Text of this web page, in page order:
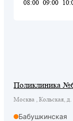
08:00 09:00
Поликлиника
Москва , Кольская, д.
Бабушкинская